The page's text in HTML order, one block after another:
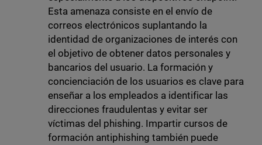
Esta amenaza consiste en el envío de
correos electrónicos suplantando la
identidad de organizaciones de interés con
el objetivo de obtener datos personales y
bancarios del usuario. La formación y
concienciación de los usuarios es clave para
enseñar a los empleados a identificar las
direcciones fraudulentas y evitar ser
víctimas del phishing. Impartir cursos de
formación antiphishing también puede